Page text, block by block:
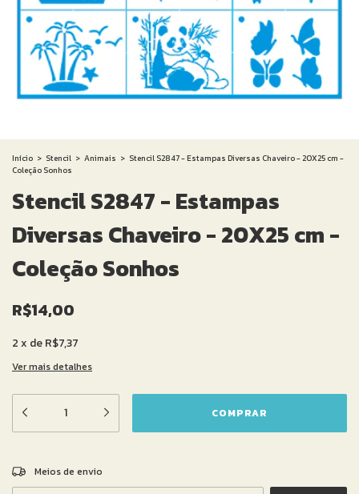
Início > Stencil > Animais > Stencil S2847 - Estampas Diversas Chaveiro - 20X25 cm -
Coleção Sonhos
Stencil S2847 - Estampas
Diversas Chaveiro - 20X25 cm -
Coleção Sonhos
R$14,00
2x deR$7,37
Ver mais detalhes
Entregas para o CEP:
Meios de envio